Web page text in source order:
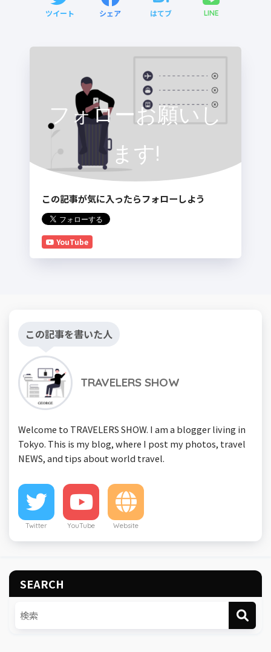
ツイート シェア はてブ LINE
フォローお願いし
ます!
この記事が気に入ったらフォローしよう
YouTube
この記事を書いた人
TRAVELERS SHOW
Welcome to TRAVELERS SHOW. I am a blogger living in
Tokyo. This is my blog, where I post my photos, travel
NEWS, and tips about world travel.
Twitter YouTube Website
SEARCH